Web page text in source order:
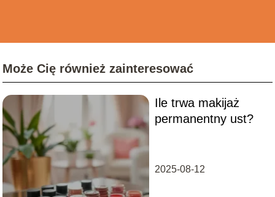
Może Cię również zainteresować
Ile trwa makijaż
permanentny ust?
2025-08-12